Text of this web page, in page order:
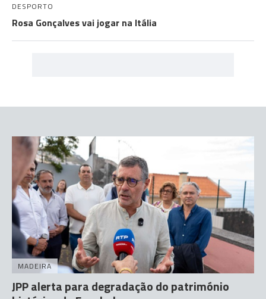
DESPORTO
Rosa Gonçalves vai jogar na Itália
MADEIRA
JPP alerta para degradação do património